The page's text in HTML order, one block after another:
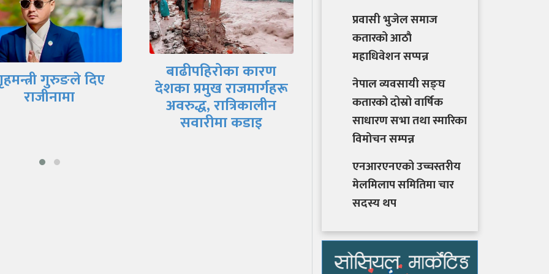
कारण
प्रमुख राजमार्गहरू
अवरुद्ध, रात्रिकालीन
मिटरब्याजपीडित र
सरकारी वार्ता टोलीबीच
आजै सम्झौतापत्रमा
हस्ताक्षर हुने तयारी
साउनको आगमनसँगै
हरियो चुरा र पोतेले सजिए
बजार, किन्नेको लाग्यो…
प्रवासी भुजेल समाज
कतारको आठाै
महाधिवेशन सप्पन्न
नेपाल व्यवसायी सङ्घ
कतारको दोस्रो वार्षिक
साधारण सभा तथा स्मारिका
विमोचन सम्पन्न
एनआरएनएको उच्चस्तरीय
मेलमिलाप समितिमा चार
सदस्य थप